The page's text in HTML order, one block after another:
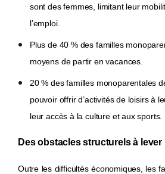
sont des femmes, limitant leur
l’emploi.
Plus de 40 % des familles
moyens de partir en vacances.
20 % des familles monoparentales
pouvoir offrir d’activités de loisirs à
leur accès à la culture et aux sports.
Des obstacles structurels à lever
Outre les difficultés économiques, les